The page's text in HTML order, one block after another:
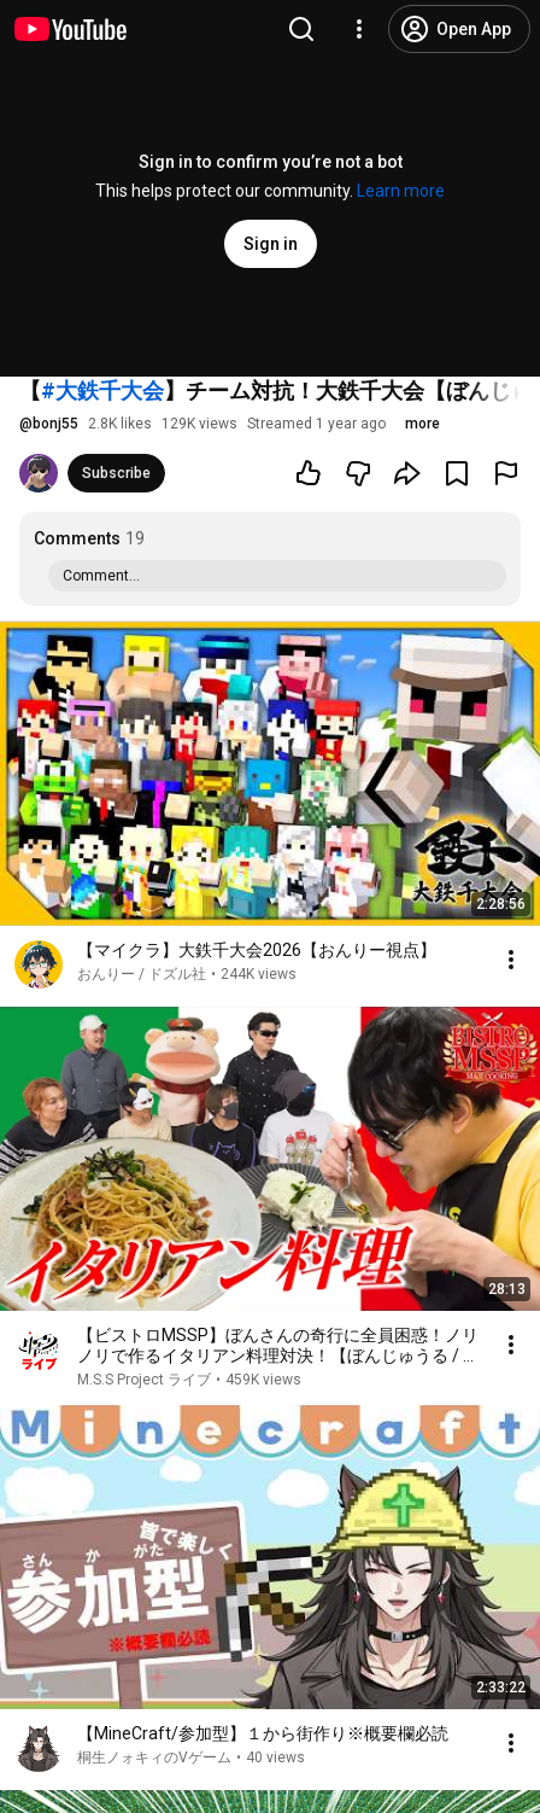
Open App
Sign in to confirm you’re not a bot
This helps protect our community.
Learn more
Sign in
【#大鉄千大会】チーム対抗！大鉄千大会【ぼんじゅ
@ bonj55 2.8K likes 129K views Streamed 1 year ago more
Subscribe
Comments 19
Comment...
2:28:56
【マイクラ】大鉄千大会2026【おんりー視点】
おんりー / ドズル社 • 244K views
28:13
【ビストロMSSP】ぼんさんの奇行に全員困惑！ノリ
ノリで作るイタリアン料理対決！【ぼんじゅうる / し
にがみ /トラゾー / トントン】
M.S.S Project ライブ • 459K views
2:33:22
【MineCraft/参加型】１から街作り※概要欄必読
桐生ノォキィのVゲーム • 40 views